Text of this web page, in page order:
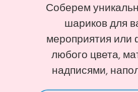
Соберем
шариков для
мероприятия или
любого цвета,
надписями,